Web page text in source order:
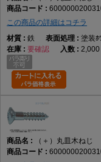
この商品の詳細はコチラ
鉄
塗装ﾎ
要確認
2,000
（＋）丸皿木ねじ